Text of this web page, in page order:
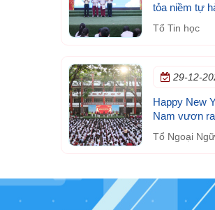
tỏa niềm tự
Tổ Tin học
29-12-
Happy New
Nam vươn
Tổ Ngoại Ngữ